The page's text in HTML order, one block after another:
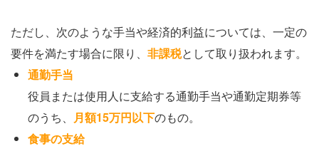
ただし、次のような手当や経済的利益については、一定の
要件を満たす場合に限り、 非課税として取り扱われます。
通勤手当
役員または使用人に支給する通勤手当や通勤定期券等
のうち、 月額15万円以下のもの。
食事の支給